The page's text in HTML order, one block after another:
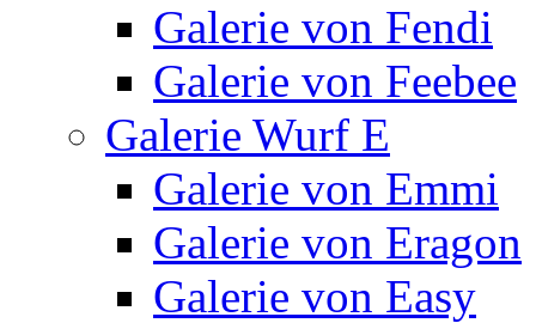
Galerie von Fendi
Galerie von Feebee
Galerie Wurf E
Galerie von Emmi
Galerie von Eragon
Galerie von Easy